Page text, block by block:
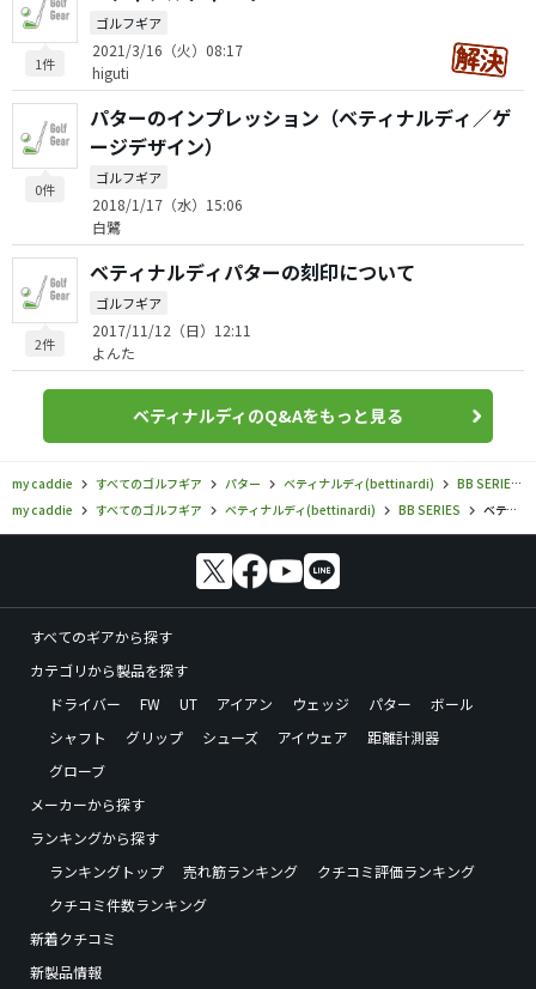
1件
ゴルフギア
2021/3/16（火）08:17
higuti
0件
パターのインプレッション（ベティナルディ／ゲ
ージデザイン）
ゴルフギア
2018/1/17（水）15:06
白鷺
2件
ベティナルディパターの刻印について
ゴルフギア
2017/11/12（日）12:11
よんた
ベティナルディのQ&Aをもっと見る
my caddie すべてのゴルフギア パター ベティナルディ(bettinardi)
BB SERIES
my caddie
すべてのゴルフギア ベティナルディ(bettinardi) BB SERIES ベティナルディ／BB SERIES／BB39 パターの口コミ評価
すべてのギアから探す
カテゴリから製品を探す
ドライバー
FW UT アイアン ウェッジ パター
ボール
シャフト
グリップ シューズ アイウェア
距離計測器
グローブ
メーカーから探す
ランキングから探す
ランキングトップ
売れ筋ランキング
クチコミ評価ランキング
クチコミ件数ランキング
新着クチコミ
新製品情報